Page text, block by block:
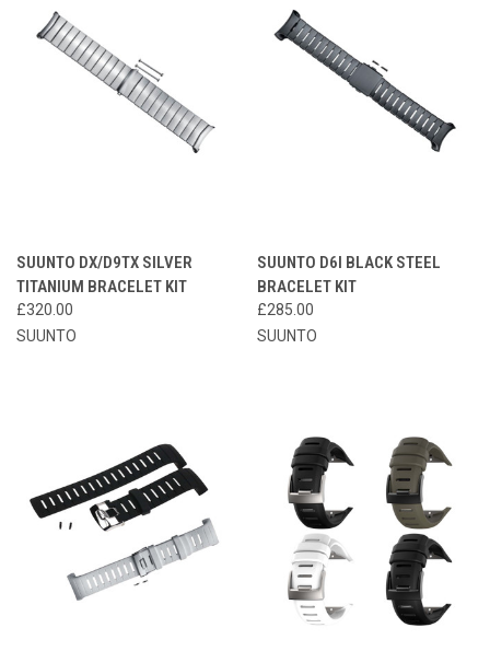
SUUNTO DX/D9TX SILVER
TITANIUM BRACELET KIT
£320.00
SUUNTO
SUUNTO D6I BLACK STEEL
BRACELET KIT
£285.00
SUUNTO